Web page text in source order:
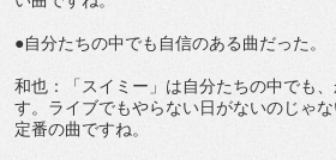
●自分たちの中でも自信のある曲だった。
和也：「スイミー」は自分たちの中でも
す。ライブでもやらない日がないのじゃな
定番の曲ですね。